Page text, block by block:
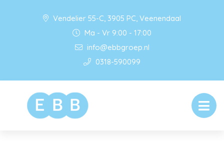
Vendelier 55-C, 3905 PC, Veenendaal
Ma - Vr 9:00 - 17:00
info@ebbgroep.nl
0318-590099